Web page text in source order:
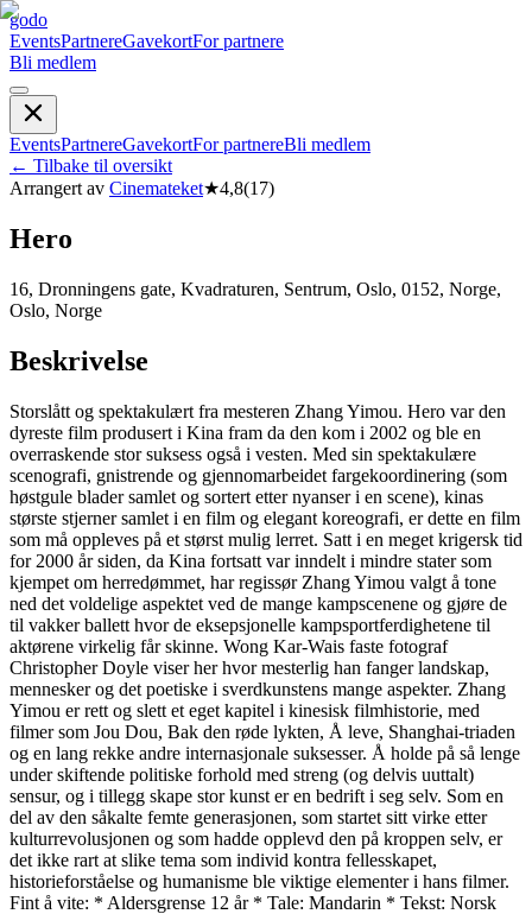
godo
EventsPartnereGavekortFor partnere
Bli medlem
EventsPartnereGavekortFor partnereBli medlem
← Tilbake til oversikt
Arrangert av Cinemateket★4,8(17)
Hero
16, Dronningens gate, Kvadraturen, Sentrum, Oslo, 0152, Norge,
Oslo, Norge
Beskrivelse
Storslått og spektakulært fra mesteren Zhang Yimou. Hero var den
dyreste film produsert i Kina fram da den kom i 2002 og ble en
overraskende stor suksess også i vesten. Med sin spektakulære
scenografi, gnistrende og gjennomarbeidet fargekoordinering (som
høstgule blader samlet og sortert etter nyanser i en scene), kinas
største stjerner samlet i en film og elegant koreografi, er dette en film
som må oppleves på et størst mulig lerret. Satt i en meget krigersk tid
for 2000 år siden, da Kina fortsatt var inndelt i mindre stater som
kjempet om herredømmet, har regissør Zhang Yimou valgt å tone
ned det voldelige aspektet ved de mange kampscenene og gjøre de
til vakker ballett hvor de eksepsjonelle kampsportferdighetene til
aktørene virkelig får skinne. Wong Kar-Wais faste fotograf
Christopher Doyle viser her hvor mesterlig han fanger landskap,
mennesker og det poetiske i sverdkunstens mange aspekter. Zhang
Yimou er rett og slett et eget kapitel i kinesisk filmhistorie, med
filmer som Jou Dou, Bak den røde lykten, Å leve, Shanghai-triaden
og en lang rekke andre internasjonale suksesser. Å holde på så lenge
under skiftende politiske forhold med streng (og delvis uuttalt)
sensur, og i tillegg skape stor kunst er en bedrift i seg selv. Som en
del av den såkalte femte generasjonen, som startet sitt virke etter
kulturrevolusjonen og som hadde opplevd den på kroppen selv, er
det ikke rart at slike tema som individ kontra fellesskapet,
historieforståelse og humanisme ble viktige elementer i hans filmer.
Fint å vite: * Aldersgrense 12 år * Tale: Mandarin * Tekst: Norsk